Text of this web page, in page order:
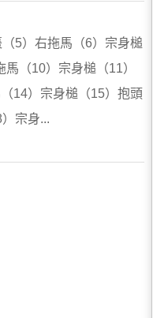
5）右拖馬（6）宗身槌
馬（10）宗身槌（11）
14）宗身槌（15）抱頭
宗身...